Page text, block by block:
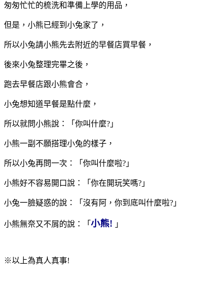
匆匆忙忙的梳洗和準備上學的用品，
但是，小熊已經到小兔家了，
所以小兔請小熊先去附近的早餐店買早餐，
後來小兔整理完畢之後，
跑去早餐店跟小熊會合，
小兔想知道早餐是點什麼，
所以就問小熊說：「你叫什麼?」
小熊一副不願搭理小兔的樣子，
所以小兔再問一次：「你叫什麼啦?」
小熊好不容易開口說：「你在開玩笑嗎?」
小兔一臉疑惑的說：「沒有阿，你到底叫什麼啦?」
小熊無奈又不屑的說：「 小熊! 」
※以上為真人真事!